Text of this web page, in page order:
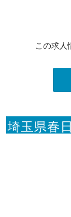
この求人
埼玉県春